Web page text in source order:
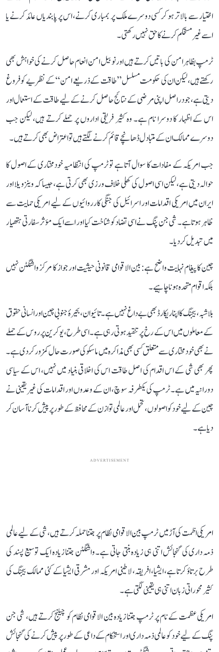
اختیار سے بالاتر ہو کر کسی دوسرے ملک پر بمباری کرنے، اس پر پابندیاں عائد کرنے یا
اسے غیر مستحکم کرنے کا حق نہیں رکھتی۔
ٹرمپ بظاہر امن کی باتیں کرتے ہیں اور نوبیل امن انعام حاصل کرنے کی خواہش بھی
رکھتے ہیں، لیکن ان کی حکومت مسلسل ’’طاقت کے ذریعے امن‘‘ کے نظریے کو فروغ
دیتی ہے، جو دراصل اپنی مرضی کے نتائج حاصل کرنے کے لیے طاقت کے استعمال اور
اس کے اظہار کا دوسرا نام ہے۔ وہ کثیر فریقی اداروں پر حملے کرتے ہیں، لیکن جب
دوسرے ممالک ان کے متبادل ڈھانچے قائم کرنے لگتے ہیں تو اعتراض بھی کرتے ہیں۔
جب امریکہ کے مفادات کا سوال آتا ہے تو ٹرمپ کی انتظامیہ خودمختاری کے اصول کا
حوالہ دیتی ہے، لیکن اسی اصول کی کھلی خلاف ورزی بھی کرتی ہے، جیسا کہ وینزویلا اور
ایران میں امریکی اقدامات اور اسرائیل کی جنگی کارروائیوں کے لیے امریکی حمایت سے
ظاہر ہوتا ہے۔ شی جن پنگ نے اسی تضاد کو شناخت کیا اور اسے ایک مؤثر سفارتی ہتھیار
میں تبدیل کر دیا۔
چین کا پیغام نہایت واضح ہے: بین الاقوامی قانونی حیثیت اور جواز کا مرکز واشنگٹن نہیں
بلکہ اقوام متحدہ ہونا چاہیے۔
بلاشبہ، بیجنگ کا اپنا ریکارڈ بھی بے داغ نہیں ہے۔ تائیوان، بحیرۂ جنوبی چین اور انسانی حقوق
کے معاملوں میں اس کے رخ پر تنقید ہوتی رہی ہے۔ اسی طرح، یوکرین پر روس کے حملے
نے بھی خودمختاری سے متعلق کسی بھی مذاکرہ میں ماسکو کی صورت حال کمزور کر دی ہے۔
پھر بھی شی کے اس اقدام کی اصل طاقت اس کی اخلاقی بنیاد میں نہیں، اس کے سیاسی
دورانیہ میں ہے۔ ٹرمپ کی یکطرفہ سوچ، ان کے وعدوں اور اقدامات کی غیریقینی نے
چین کے لیے خود کو اصولوں، تحمل اور عالمی توازن کے محافظ کے طور پر پیش کرنا آسان کر
دیا ہے۔
ADVERTISEMENT
امریکی اظمت کی آڑ میں ٹرمپ بین الاقوامی نظام پر جتنا حملہ کرتے ہیں، شی کے لیے عالمی
ذمہ داری کی گنجائش اتنی ہی زیادہ بنتی جاتی ہے۔ واشنگٹن جتنا زیادہ ایک توسیع پسند کی
طرح برتاؤ کرتا ہے، ایشیا، افریقہ، لاطینی امریکہ اور مشرقی ایشیا کے کئی ممالک بیجنگ کی
کثیر محوراتی زبان اتنی ہی یقینی لگتی ہے۔
امریکی عظمت کے نام پر ٹرمپ جتنا زیادہ بین الاقوامی نظام کو چیلنج کرتے ہیں، شی جن
پنگ کے لیے خود کو عالمی ذمہ داری اور استحکام کے داعی کے طور پر پیش کرنے کی گنجائش